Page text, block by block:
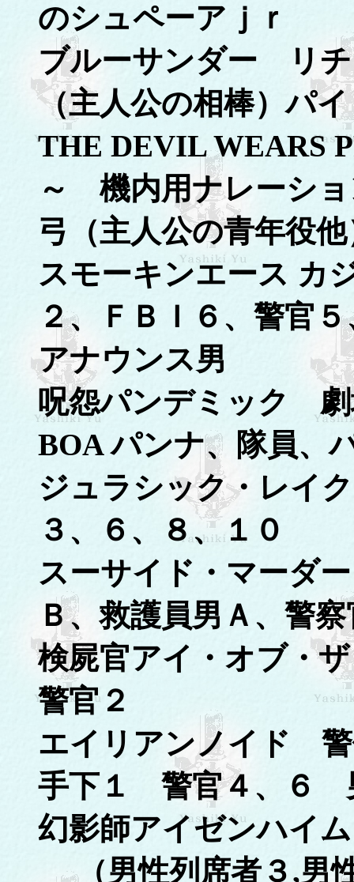
のシュペーアｊｒ
ブルーサンダー リチ
（主人公の相棒）パ
THE DEVIL WEARS
～ 機内用ナレーシ
弓（主人公の青年役他
スモーキンエース カ
２、ＦＢＩ６、警官
アナウンス男
呪怨パンデミック
BOA パンナ、隊員、
ジュラシック・レ
３、６、８、１０
スーサイド・マーダ
Ｂ、救護員男Ａ、警
検屍官アイ・オブ
警官２
エイリアンノイド
手下１ 警官４、６
幻影師アイゼンハイム
（男性列席者３,男